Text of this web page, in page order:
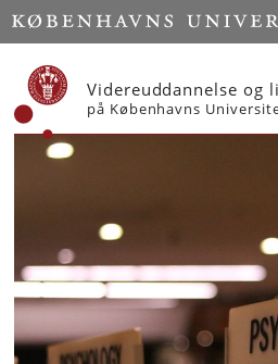
Start
Videreuddannelse og
på Københavns